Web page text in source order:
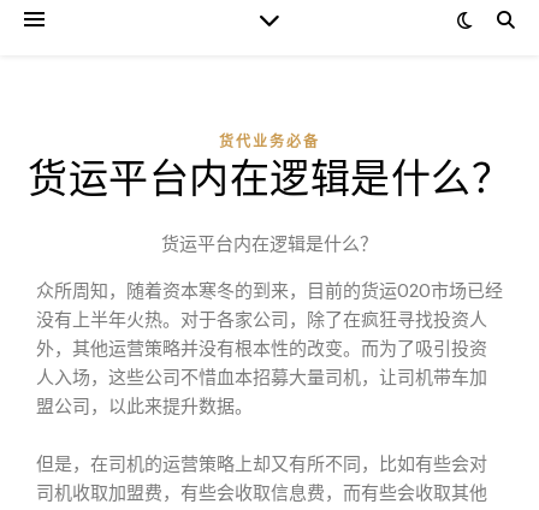
货代业务必备
货运平台内在逻辑是什么？
货运平台内在逻辑是什么？
众所周知，随着资本寒冬的到来，目前的货运O2O市场已经
没有上半年火热。对于各家公司，除了在疯狂寻找投资人
外，其他运营策略并没有根本性的改变。而为了吸引投资
人入场，这些公司不惜血本招募大量司机，让司机带车加
盟公司，以此来提升数据。
但是，在司机的运营策略上却又有所不同，比如有些会对
司机收取加盟费，有些会收取信息费，而有些会收取其他